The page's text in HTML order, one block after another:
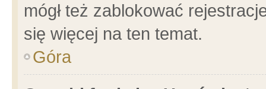
mógł też zablokować
się więcej na ten temat.
Góra